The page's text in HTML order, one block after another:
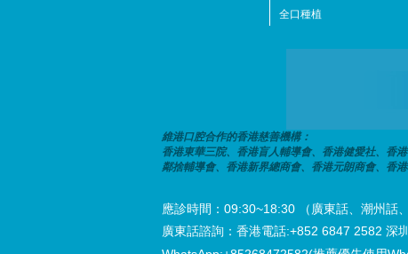
全口種植
維港口腔合作的香港慈善機構：
香港東華三院、香港盲人輔導會、香港健愛社、香
鄰捨輔導會、香港新界總商會、香港元朗商會、香港
應診時間：09:30~18:30 （廣東話、潮州話
廣東話諮詢：香港電話:+852 6847 2582 深